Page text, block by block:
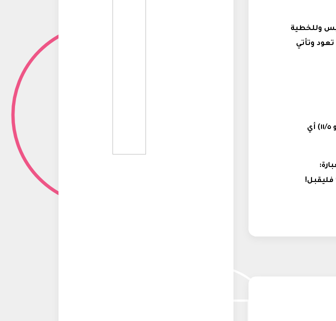
وللخطية
وتأتي
وهذه هي الشهادة أن الله أعطانا حياة أبدية وهذه الحياة هي في ابنه (١يو ١١/٥) أي
فليقبل!